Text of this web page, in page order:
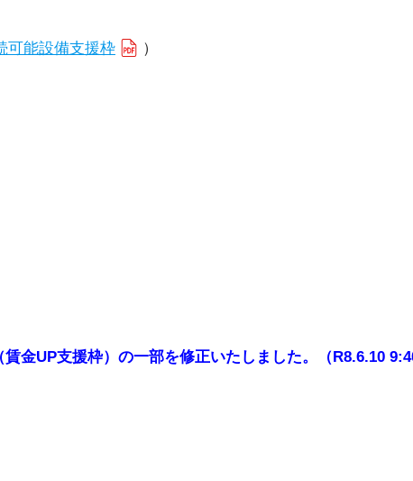
可能設備支援枠
）
金UP支援枠）の一部を修正いたしました。（R8.6.10